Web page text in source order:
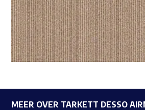
MEER OVER TARKETT DESSO